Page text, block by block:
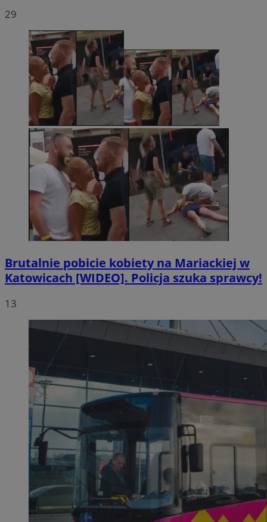
29
Brutalnie pobicie kobiety na Mariackiej w
Katowicach [WIDEO]. Policja szuka sprawcy!
13